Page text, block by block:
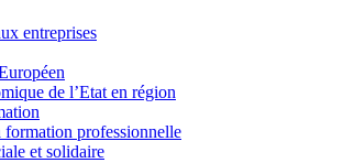
entreprises
de l’Etat en région
formation professionnelle
et solidaire